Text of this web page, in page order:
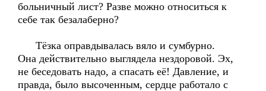
больничный лист? Разве можно относиться к
себе так безалаберно?
Тёзка оправдывалась вяло и сумбурно.
Она действительно выглядела нездоровой. Эх,
не беседовать надо, а спасать её! Давление, и
правда, было высоченным, сердце работало с